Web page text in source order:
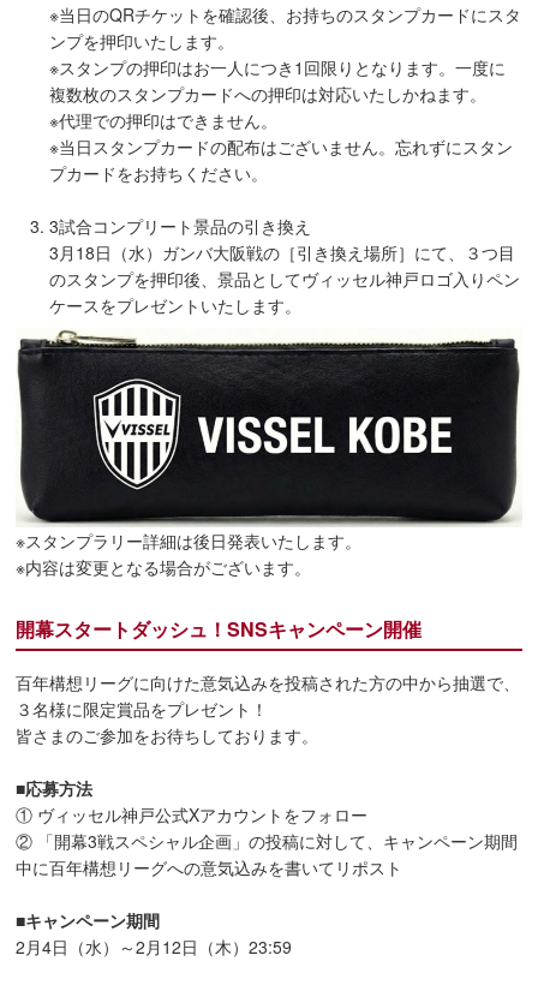
※当日のQRチケットを確認後、お持ちのスタンプカードにスタ
ンプを押印いたします。
※スタンプの押印はお一人につき1回限りとなります。一度に
複数枚のスタンプカードへの押印は対応いたしかねます。
※代理での押印はできません。
※当日スタンプカードの配布はございません。忘れずにスタン
プカードをお持ちください。
3試合コンプリート景品の引き換え
3月18日（水）ガンバ大阪戦の［引き換え場所］にて、３つ目
のスタンプを押印後、景品としてヴィッセル神戸ロゴ入りペン
ケースをプレゼントいたします。
※スタンプラリー詳細は後日発表いたします。
※内容は変更となる場合がございます。
開幕スタートダッシュ！SNSキャンペーン開催
百年構想リーグに向けた意気込みを投稿された方の中から抽選で、
３名様に限定賞品をプレゼント！
皆さまのご参加をお待ちしております。
■応募方法
① ヴィッセル神戸公式Xアカウントをフォロー
② 「開幕3戦スペシャル企画」の投稿に対して、キャンペーン期間
中に百年構想リーグへの意気込みを書いてリポスト
■キャンペーン期間
2月4日（水）～2月12日（木）23:59